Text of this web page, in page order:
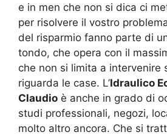
e in men che non si dica ci
per risolvere il vostro
del risparmio fanno parte di
tondo, che opera con il
che non si limita a intervenire
riguarda le case. L’Idraulico
Claudio è anche in grado di
studi professionali, negozi,
molto altro ancora. Che si